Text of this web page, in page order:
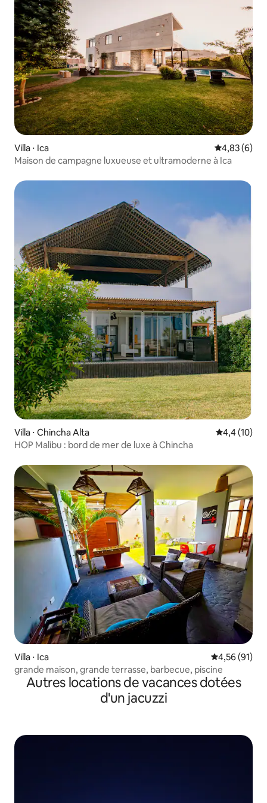
Villa ⋅ Ica Évaluation
4,83 (6)
Maison de campagne luxueuse et ultramoderne à Ica
Villa ⋅ Chincha Alta Évaluation
4,4 (10)
HOP Malibu : bord de mer de luxe à Chincha
Villa ⋅ Ica Évaluation
4,56 (91)
grande maison, grande terrasse, barbecue, piscine
Autres locations de vacances dotées
d'un jacuzzi